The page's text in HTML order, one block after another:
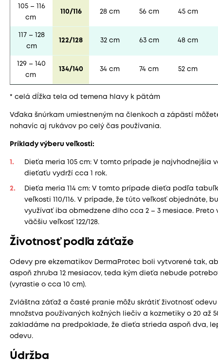
105 – 116
cm
110/116 28 cm 56 cm 45 cm
117 – 128
cm
122/128 32 cm 63 cm 48 cm
129 – 140
cm
134/140 34 cm 74 cm 52 cm
* celá dĺžka tela od temena hlavy k pätám
Vďaka šnúrkam umiestneným na členkoch a zápästí
nohavíc aj rukávov po celý čas používania.
Príklady výberu veľkosti:
Dieťa meria 105 cm: V tomto prípade je najvhodnejšia
dieťaťu vydrží cca 1 rok.
Dieťa meria 114 cm: V tomto prípade dieťa podľa
veľkosti 110/116. V prípade, že túto veľkosť objednáte,
využívať iba obmedzene dlho cca 2 – 3 mesiace. Preto
väčšiu veľkosť 122/128.
Životnosť podľa záťaže
Odevy pre ekzematikov DermaProtec boli vytvorené tak,
aspoň zhruba 12 mesiacov, teda kým dieťa nebude
(vyrastie o cca 10 cm).
Zvláštna záťaž a časté pranie môžu skrátiť životnosť
množstva používaných kožných liečiv a kozmetiky o 20 až
zakladáme na predpoklade, že dieťa strieda aspoň dva,
odevu.
Údržba